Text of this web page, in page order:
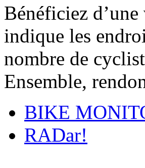
Bénéficiez
indique les
nombre de
Ensemble,
BIKE
RADar!